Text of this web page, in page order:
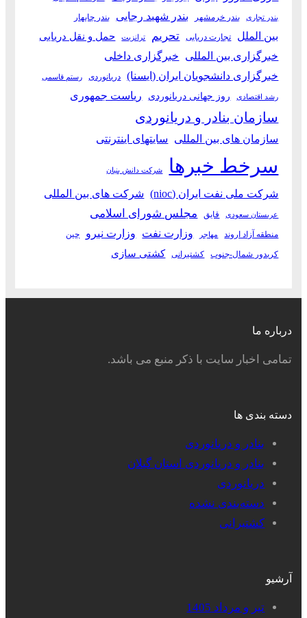
بندر تجاری بندر خرمشهر بندر شهید رجایی بندر چابهار
بین الملل تجارت دریایی تحریم ترانزیت حمل و نقل دریایی
خبرگزاری بین المللی خبرگزاری داخلی
خبرگزاری دانشجویان ایران (ایسنا)
دریانوردی رستم قاسمی
رشد اقتصادی روز جهانی دریانوردی ریاست جمهوری
سازمان بنادر و دریانوردی
سازمان های بین المللی سایتهای اینترنتی
سرخط خبرها شرکت دانش بنیان
شرکت ملی نفت ایران (nioc) شرکت های بین المللی
عربستان سعودی قایق مجلس شورای اسلامی
منطقه آزاد اروند مهاجر وزارت نفت وزارت نیرو چین
کریدور شمال-جنوب کشتیرانی کشتی سازی
درباره ما
تمامی اخبار سایت با ذکر منبع می باشد.
دسته بندی ها
بنادر و دریانوردی
بنادر و دریانوردی استان گیلان
دریانوردی
دسته‌بندی نشده
کشتیرانی
آرشیو
تیر و مرداد 1405